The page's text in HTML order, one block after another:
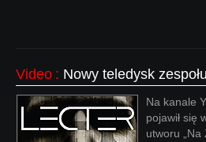
Video : Nowy teledysk
Na kanale
pojawił się
utworu „Na